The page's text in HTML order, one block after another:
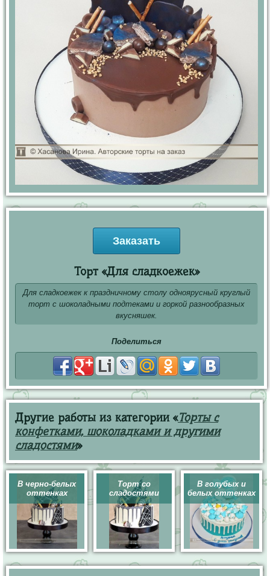
Заказать
Торт «Для сладкоежек»
Для сладкоежек к праздничному столу одноярусный круглый
торт с шоколадными подтеками и горкой разнообразных
вкусняшек.
Поделиться
Другие работы из категории «Торты с
конфетками, шоколадками и другими
сладостями»
В черно-белых
оттенках
Торт со
сладостями
В голубых и
белых оттенках